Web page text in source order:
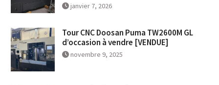
janvier 7, 2026
Tour CNC Doosan Puma TW2600M GL
d’occasion à vendre [VENDUE]
novembre 9, 2025